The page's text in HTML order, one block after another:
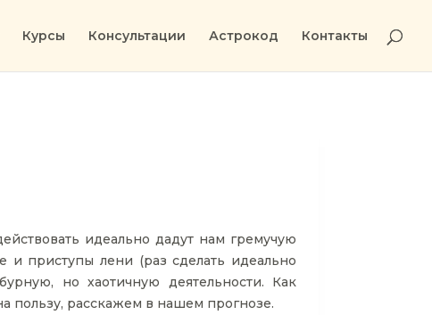
Курсы Консультации Астрокод Контакты
идеально дадут нам гремучую
и приступы лени (раз сделать идеально
но хаотичную деятельности. Как
пользу, расскажем в нашем прогнозе.